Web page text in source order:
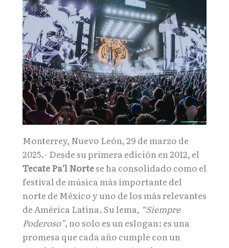
Monterrey, Nuevo León, 29 de marzo de
2025.- Desde su primera edición en 2012, el
Tecate Pa’l Nortese ha consolidado como el
festival de música más importante del
norte de México y uno de los más relevantes
de América Latina. Su lema, “Siempre
Poderoso”, no solo es un eslogan: es una
promesa que cada año cumple con un